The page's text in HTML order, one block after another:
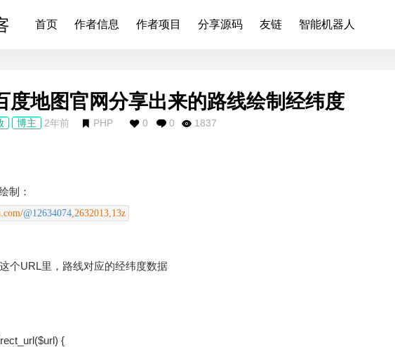
首页 作者信息 作者项目 分享源码 友链 智能机器人
度地图官网分享出来的路线绘制经纬度
博主 2年前 PHP 0 0 1837
制：
@12634074,2632013,13z
个URL里，路线对应的经纬度数据
{